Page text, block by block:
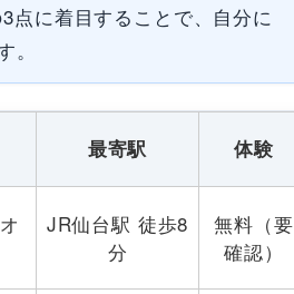
点に着目することで、自分に
最寄駅 体験
JR仙台駅 徒歩8
分
無料（要
確認）